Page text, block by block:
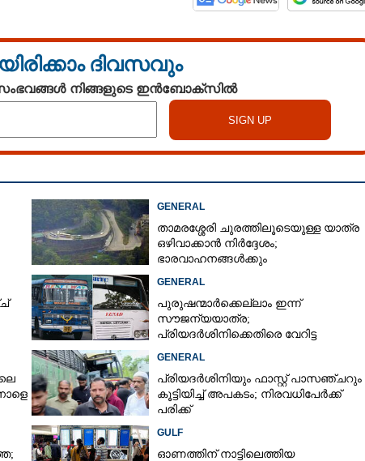
ദിവസവും
നിങ്ങളുടെ ഇൻബോക്സിൽ
GENERAL
താമരശ്ശേരി ചുരത്തിലൂടെയുള്ള യാത്ര
ഒഴിവാക്കാൻ നിർദ്ദേശം;
ഭാരവാഹനങ്ങൾക്കും
GENERAL
പുരുഷന്മാർക്കെല്ലാം ഇന്ന്
സൗജന്യയാത്ര;
പ്രിയദർശിനിക്കെതിരെ വേറിട്ട
GENERAL
പ്രിയദർശിനിയും ഫാസ്റ്റ് പാസഞ്ചറും
കൂട്ടിയിച്ച് അപകടം; നിരവധിപേർക്ക്
പരിക്ക്
GULF
ഓണത്തിന് നാട്ടിലെത്തിയ
ഈ അതിമനോഹര
കേരളത്തിൽ;
ആസ്വദിക്കാം
Share this link